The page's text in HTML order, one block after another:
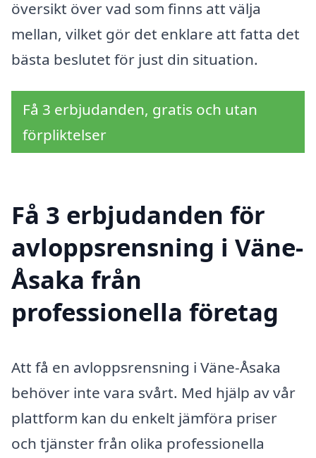
översikt över vad som finns att välja
mellan, vilket gör det enklare att fatta det
bästa beslutet för just din situation.
Få 3 erbjudanden, gratis och utan
förpliktelser
Få 3 erbjudanden för
avloppsrensning i Väne-
Åsaka från
professionella företag
Att få en avloppsrensning i Väne-Åsaka
behöver inte vara svårt. Med hjälp av vår
plattform kan du enkelt jämföra priser
och tjänster från olika professionella